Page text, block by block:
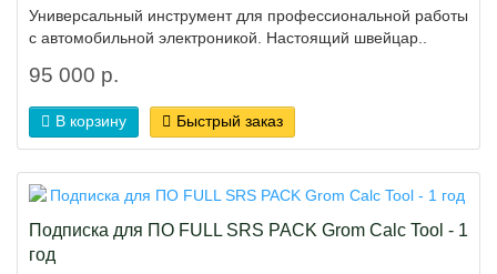
Универсальный инструмент для профессиональной работы
с автомобильной электроникой. Настоящий швейцар..
95 000 р.
В корзину Быстрый заказ
Подписка для ПО FULL SRS PACK Grom Calc Tool - 1
год